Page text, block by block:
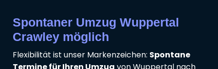
Spontaner Umzug Wuppertal
Crawley möglich
Flexibilität ist unser Markenzeichen: Spontane